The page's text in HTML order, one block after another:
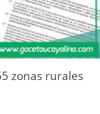
zonas rurales